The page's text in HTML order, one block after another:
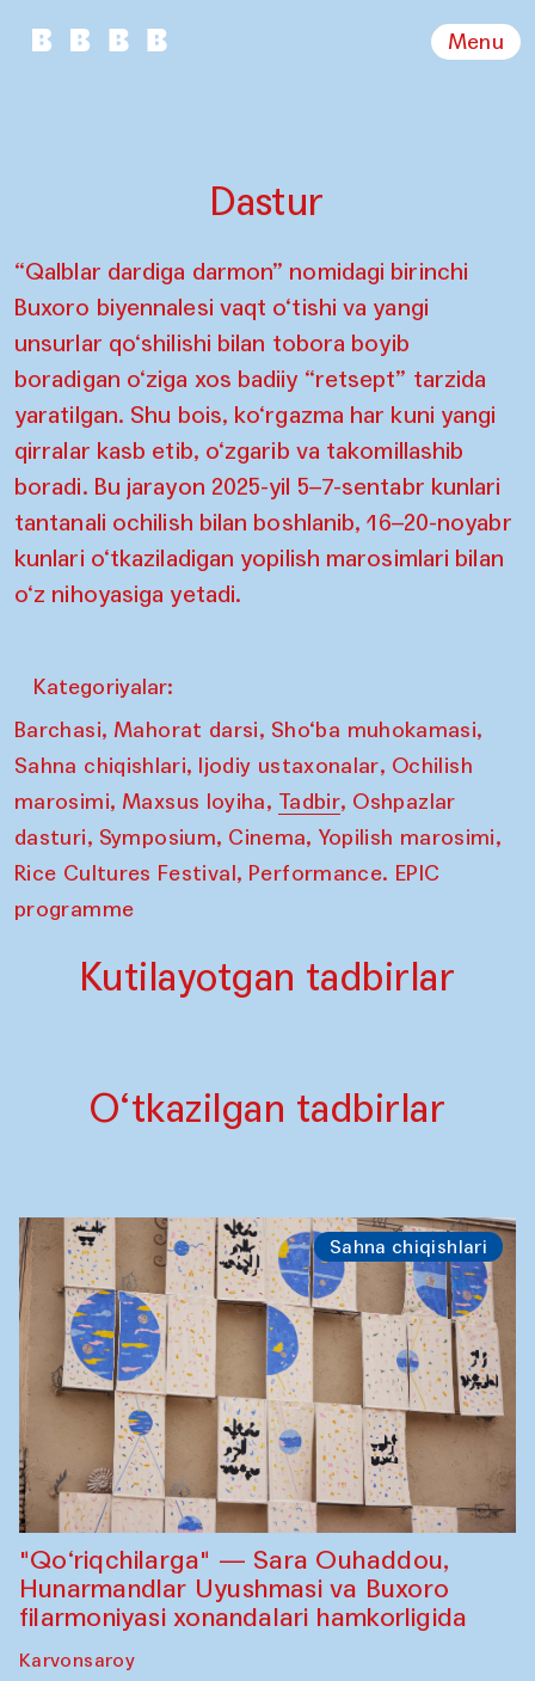
Menu
Dastur
“Qalblar dardiga darmon” nomidagi birinchi
Buxoro biyennalesi vaqt o‘tishi va yangi
unsurlar qo‘shilishi bilan tobora boyib
boradigan o‘ziga xos badiiy “retsept” tarzida
yaratilgan. Shu bois, ko‘rgazma har kuni yangi
qirralar kasb etib, o‘zgarib va takomillashib
boradi. Bu jarayon 2025-yil 5–7-sentabr kunlari
tantanali ochilish bilan boshlanib, 16–20-noyabr
kunlari o‘tkaziladigan yopilish marosimlari bilan
o‘z nihoyasiga yetadi.
Kategoriyalar:
Barchasi, Mahorat darsi, Sho‘ba muhokamasi,
Sahna chiqishlari, Ijodiy ustaxonalar, Ochilish
marosimi, Maxsus loyiha, Tadbir, Oshpazlar
dasturi, Symposium, Cinema, Yopilish marosimi,
Rice Cultures Festival, Performance. EPIC
programme
Kutilayotgan tadbirlar
O‘tkazilgan tadbirlar
Sahna chiqishlari
"Qo‘riqchilarga" — Sara Ouhaddou,
Hunarmandlar Uyushmasi va Buxoro
filarmoniyasi xonandalari hamkorligida
Karvonsaroy